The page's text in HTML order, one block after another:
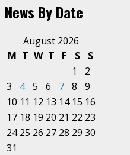
News By Date
August 2026
M T W T F S
S
1
2
3
4 5 6 7 8
9
10 11 12 13 14 15 16
17 18 19 20 21 22 23
24 25 26 27 28 29 30
31